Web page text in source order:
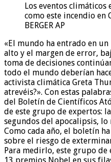
Los eventos
como este incendio en
BERGER AP
«El mundo ha entrado en
alto y el margen de error,
toma de decisiones
todo el mundo deberían
activista climática Greta
atrevéis?». Con estas
del Boletín de Científicos
de este grupo de expertos:
segundos del apocalipsis, lo
Como cada año, el boletín
sobre el riesgo de
Para medirlo, este grupo
13 premios Nobel en sus